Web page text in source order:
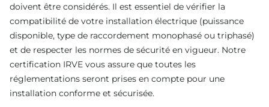
doivent être considérés. Il est essentiel de vérifier la
compatibilité de votre installation électrique (puissance
disponible, type de raccordement monophasé ou triphasé)
et de respecter les normes de sécurité en vigueur. Notre
certification IRVE vous assure que toutes les
réglementations seront prises en compte pour une
installation conforme et sécurisée.